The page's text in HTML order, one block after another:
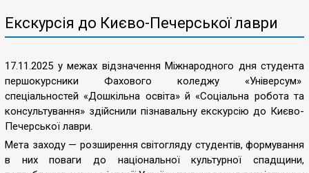
Екскурсія до Києво-Печерської лаври
17.11.2025 у межах відзначення Міжнародного дня студента
першокурсники Фахового коледжу «Універсум»
спеціальностей «Дошкільна освіта» й «Соціальна робота та
консультування» здійснили пізнавальну екскурсію до Києво-
Печерської лаври.
Мета заходу — розширення світогляду студентів, формування
в них поваги до національної культурної спадщини,